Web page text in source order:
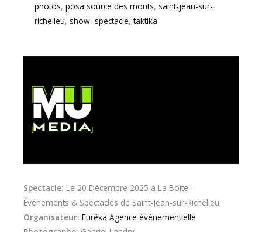
photos, posa source des monts, saint-jean-sur-
richelieu, show, spectacle,taktika
Spectacle: Le 20 Décembre 2025 à La Boîte –
Événements & Spectacles de Saint-Jean-sur-Richelieu
Organisateur: Eurêka Agence événementielle